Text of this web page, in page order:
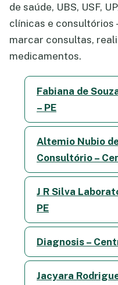
de saúde, UBS, USF,
clínicas e consultórios
marcar consultas,
medicamentos.
Fabiana de
– PE
Altemio Nubio
Consultório –
J R Silva
PE
Diagnosis –
Jacyara